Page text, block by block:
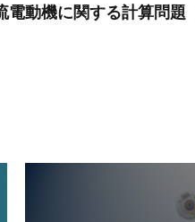
動機に関する計算問題